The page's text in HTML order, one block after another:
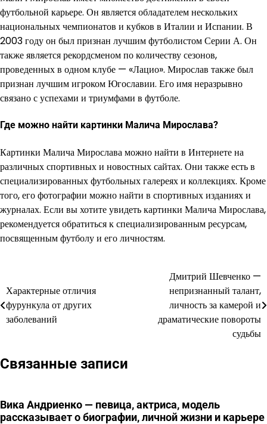
футбольной карьере. Он является обладателем нескольких
национальных чемпионатов и кубков в Италии и Испании. В
2003 году он был признан лучшим футболистом Серии А. Он
также является рекордсменом по количеству сезонов,
проведенных в одном клубе — «Лацио». Мирослав также был
признан лучшим игроком Югославии. Его имя неразрывно
связано с успехами и триумфами в футболе.
Где можно найти картинки Малича Мирослава?
Картинки Малича Мирослава можно найти в Интернете на
различных спортивных и новостных сайтах. Они также есть в
специализированных футбольных галереях и коллекциях. Кроме
того, его фотографии можно найти в спортивных изданиях и
журналах. Если вы хотите увидеть картинки Малича Мирослава,
рекомендуется обратиться к специализированным ресурсам,
посвященным футболу и его личностям.
по
записям
Характерные отличия
фурункула от других
заболеваний
Дмитрий Шевченко —
непризнанный талант,
личность за камерой и
драматические повороты
судьбы
Связанные записи
Вика Андриенко — певица, актриса, модель
рассказывает о биографии, личной жизни и карьере